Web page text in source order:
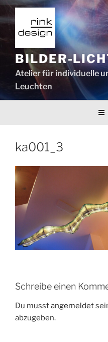
Zum
Inhalt
springen
BILDER-
Atelier für individuelle
Leuchten
ka001_3
Schreibe einen
Du musstangemeldet
abzugeben.